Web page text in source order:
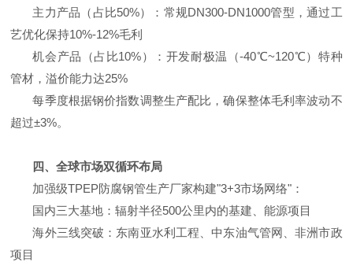
主力产品（占比50%）：常规DN300-DN1000管型，通过工
艺优化保持10%-12%毛利
机会产品（占比10%）：开发耐极温（-40℃~120℃）特种
管材，溢价能力达25%
每季度根据钢价指数调整生产配比，确保整体毛利率波动不
超过±3%。
四、全球市场双循环布局
加强级TPEP防腐钢管生产厂家构建"3+3市场网络"：
国内三大基地：辐射半径500公里内的基建、能源项目
海外三线突破：东南亚水利工程、中东油气管网、非洲市政
项目